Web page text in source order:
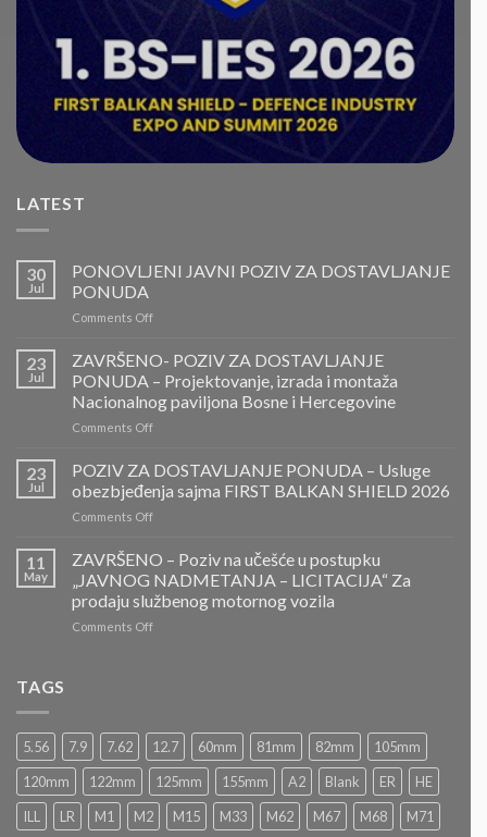
LATEST
30
Jul
PONOVLJENI JAVNI POZIV ZA DOSTAVLJANJE
PONUDA
Comments Offon
JAVNI
POZIV
ZA
DOSTAVLJANJE
PONUDA
23
Jul
ZAVRŠENO- POZIV ZA DOSTAVLJANJE
PONUDA – Projektovanje, izrada i montaža
Nacionalnog paviljona Bosne i Hercegovine
Comments Offon
POZIV
ZA
DOSTAVLJANJE
PONUDA
Projektovanje,
izrada
montaža
Nacionalnog
23
Jul
POZIV ZA DOSTAVLJANJE PONUDA – Usluge
obezbjeđenja sajma FIRST BALKAN SHIELD 2026
Comments Offon
ZA
DOSTAVLJANJE
PONUDA
–
Usluge
2026
11
May
ZAVRŠENO – Poziv na učešće u postupku
„JAVNOG NADMETANJA – LICITACIJA“ Za
prodaju službenog motornog vozila
Comments Offon
u
postupku
„JAVNOG
NADMETANJA
–
LICITACIJA“
TAGS
5.56 7.9 7.62 12.7 60mm 81mm 82mm
105mm
120mm
122mm 125mm 155mm A2 Blank ER
HE
ILL
LR M1 M2 M15 M33 M62 M67 M68
M71